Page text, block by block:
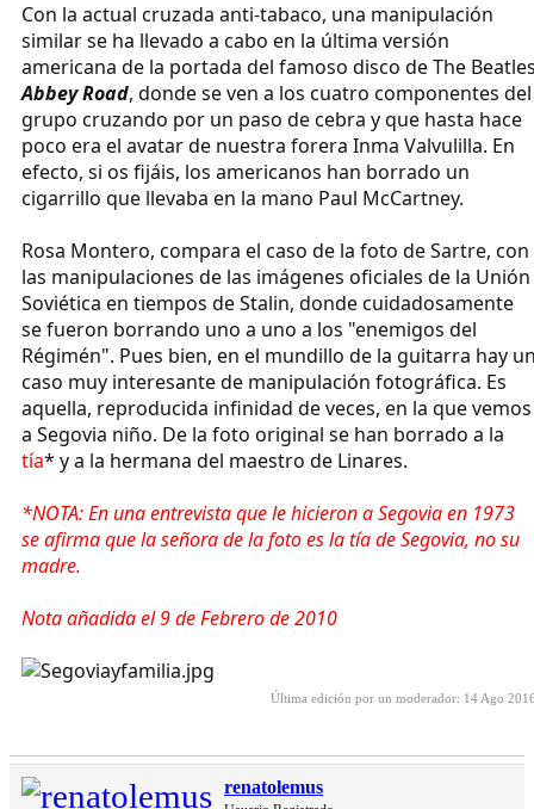
Con la actual cruzada anti-tabaco, una manipulación
similar se ha llevado a cabo en la última versión
americana de la portada del famoso disco de The
Abbey Road, donde se ven a los cuatro componentes del
grupo cruzando por un paso de cebra y que hasta hace
poco era el avatar de nuestra forera Inma Valvulilla. En
efecto, si os fijáis, los americanos han borrado un
cigarrillo que llevaba en la mano Paul McCartney.
Rosa Montero, compara el caso de la foto de Sartre, con
las manipulaciones de las imágenes oficiales de la Unión
Soviética en tiempos de Stalin, donde cuidadosamente
se fueron borrando uno a uno a los "enemigos del
Régimén". Pues bien, en el mundillo de la guitarra hay
caso muy interesante de manipulación fotográfica. Es
aquella, reproducida infinidad de veces, en la que vemos
a Segovia niño. De la foto original se han borrado a la
tía* y a la hermana del maestro de Linares.
*NOTA: En una entrevista que le hicieron a Segovia en 1973
se afirma que la señora de la foto es la tía de Segovia, no su
madre.
Nota añadida el 9 de Febrero de 2010
Última edición por un moderador: 14 Ago
renatolemus